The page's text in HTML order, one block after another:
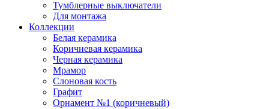
Тумблерные выключатели
Для монтажа
Коллекции
Белая керамика
Коричневая керамика
Черная керамика
Мрамор
Слоновая кость
Графит
Орнамент №1 (коричневый)